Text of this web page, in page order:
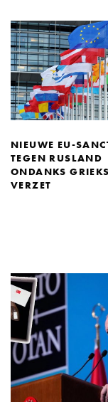
NIEUWE EU-
TEGEN RUSLAND
ONDANKS GRIEKS
VERZET